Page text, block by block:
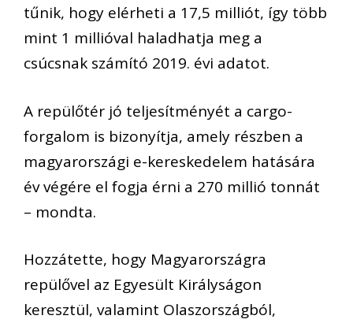
tűnik, hogy elérheti a 17,5 milliót, így több
mint 1 millióval haladhatja meg a
csúcsnak számító 2019. évi adatot.
A repülőtér jó teljesítményét a cargo-
forgalom is bizonyítja, amely részben a
magyarországi e-kereskedelem hatására
év végére el fogja érni a 270 millió tonnát
– mondta.
Hozzátette, hogy Magyarországra
repülővel az Egyesült Királyságon
keresztül, valamint Olaszországból,